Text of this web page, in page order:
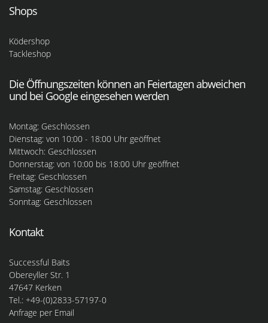
Shops
Ködershop
Tackleshop
Die Öffnungszeiten können an Feiertagen abweichen
und bei Google eingesehen werden
Montag: Geschlossen
Dienstag: von 10:00 - 18:00 Uhr geöffnet
Mittwoch: Geschlossen
Donnerstag: von 10:00 bis 18:00 Uhr geöffnet
Freitag: Geschlossen
Samstag: Geschlossen
Sonntag: Geschlossen
Kontakt
Successful Baits
Obereyller Str. 1
47647 Kerken
Tel.: +49-(0)2833-57197-0
Anfrage per Email